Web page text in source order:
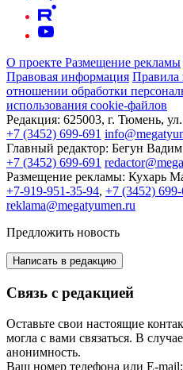
О проекте Размещение рекламы
Правовая информация Правила
отношении обработки
использования cookie-файлов
Редакция: 625003, г. Тюмень,
+7 (3452) 699-691
Главный редактор: Бегун
+7 (3452) 699-691
Размещение рекламы: Кухарь
+7-919-951-35-94, +7 (3452)
reklama@megatyumen.ru
Предложить новость
Написать в редакцию
Связь с редакцией
Оставьте свои настоящие
могла с вами связаться. В
анонимность.
Ваш номер телефона или E-mail: